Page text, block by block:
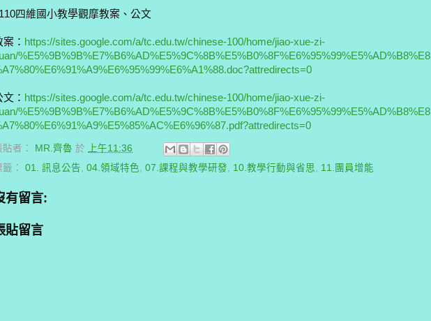
四維國小教學觀摩教案、公文
案： https://sites.google.com/a/tc.edu.tw/chinese-100/home/jiao-xue-zi-
%E5%9B%9B%E7%B6%AD%E5%9C%8B%E5%B0%8F%E6%95%99%E5%AD%B8%E8
文： https://sites.google.com/a/tc.edu.tw/chinese-100/home/jiao-xue-zi-
%E5%9B%9B%E7%B6%AD%E5%9C%8B%E5%B0%8F%E6%95%99%E5%AD%B8%E8
貼者： MR.齊魯 於
上午11:36
籤： 01. 訊息公告 04.領域特色 07.課程與教學研發 10.教學行動與省思 11.團員增能
有留言:
貼留言